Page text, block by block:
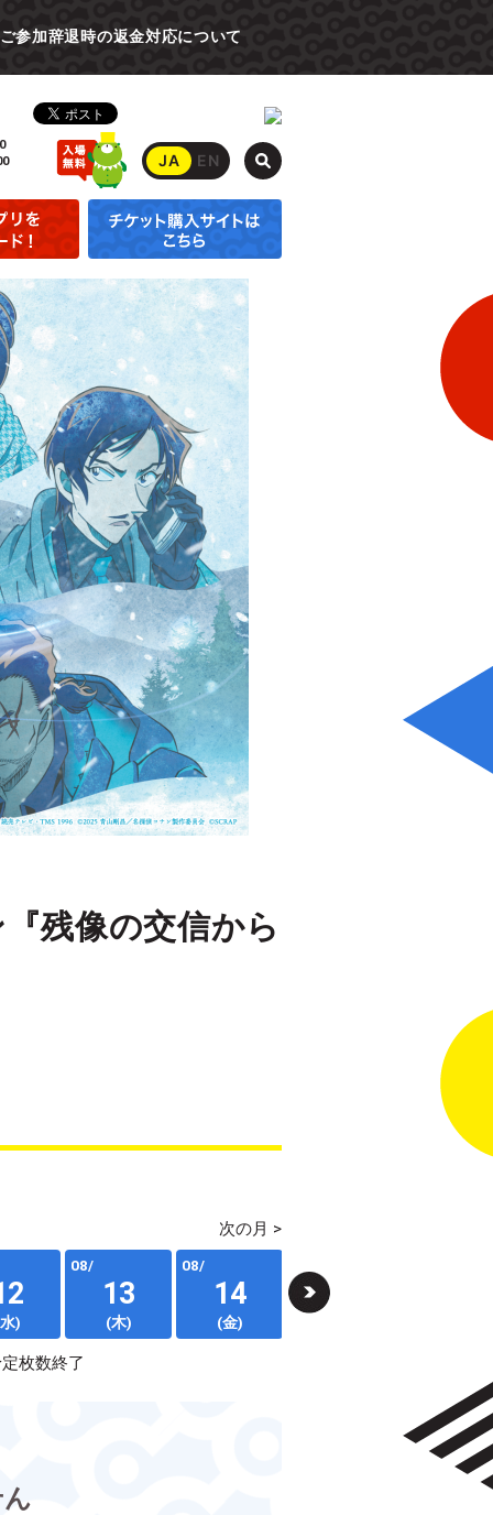
参加辞退時の返金対応について
JA EN
残像の交信から
次の月 >
)
08/
13
(木)
08/
14
(金)
15
枚数終了